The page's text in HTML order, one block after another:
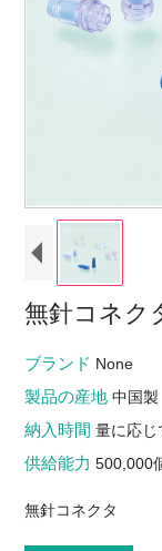
無針コネク
ブランド None
製品の産地中国製
納入時間量に応じ
供給能力500,000
無針コネクタ